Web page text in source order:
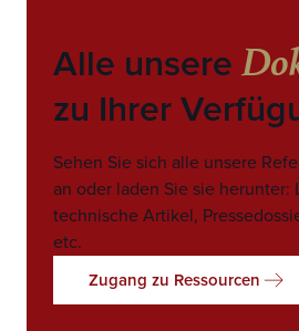
Alle unsere
zu Ihrer
Sehen Sie sich alle unsere
an oder laden Sie sie herunter:
technische Artikel,
etc.
Zugang zu Ressourcen